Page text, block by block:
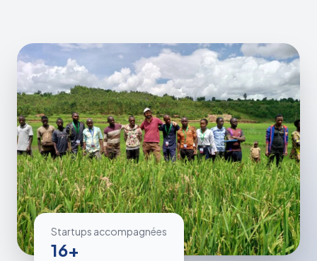
Startups accompagnées
16+